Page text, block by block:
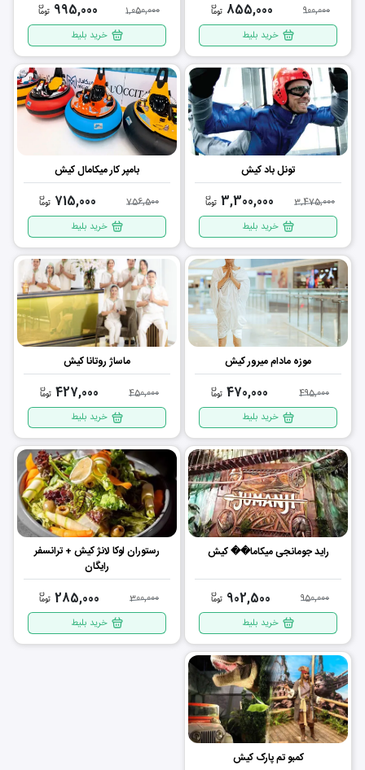
900,000
855,000
خرید بلیط
1,050,000
995,000
خرید بلیط
تونل باد کیش
3,475,000
3,300,000
خرید بلیط
بامپر کار میکامال کیش
756,500
715,000
خرید بلیط
موزه مادام میرور کیش
495,000
470,000
خرید بلیط
ماساژ روتانا کیش
450,000
427,000
خرید بلیط
راید جومانجی میکاما�� کیش
950,000
902,500
خرید بلیط
رستوران لوکا لانژ کیش + ترانسفر
رایگان
300,000
285,000
خرید بلیط
کمبو تم پارک کیش